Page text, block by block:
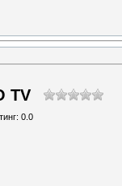
TV
: 0.0